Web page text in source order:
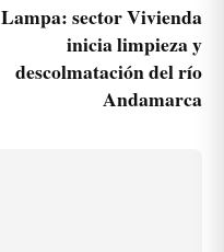
Lampa: sector Vivienda
inicia limpieza y
descolmatación del río
Andamarca